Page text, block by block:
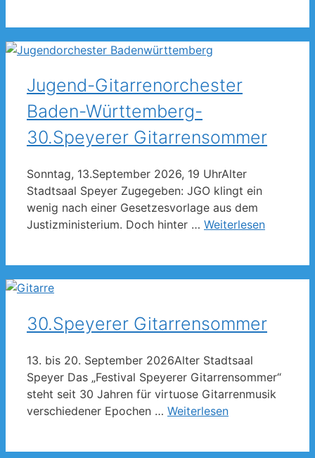
Jugend-Gitarrenorchester
Baden-Württemberg-
30.Speyerer Gitarrensommer
Sonntag, 13.September 2026, 19 UhrAlter
Stadtsaal Speyer Zugegeben: JGO klingt ein
wenig nach einer Gesetzesvorlage aus dem
Justizministerium. Doch hinter … Weiterlesen
30.Speyerer Gitarrensommer
13. bis 20. September 2026Alter Stadtsaal
Speyer Das „Festival Speyerer Gitarrensommer“
steht seit 30 Jahren für virtuose Gitarrenmusik
verschiedener Epochen … Weiterlesen